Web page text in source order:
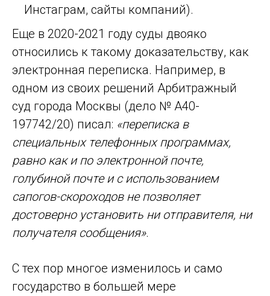
Инстаграм, сайты компаний).
Еще в 2020-2021 году суды двояко
относились к такому доказательству, как
электронная переписка. Например, в
одном из своих решений Арбитражный
суд города Москвы (дело № А40-
197742/20) писал: «переписка в
специальных телефонных программах,
равно как и по электронной почте,
голубиной почте и с использованием
сапогов-скороходов не позволяет
достоверно установить ни отправителя, ни
получателя сообщения».
С тех пор многое изменилось и само
государство в большей мере